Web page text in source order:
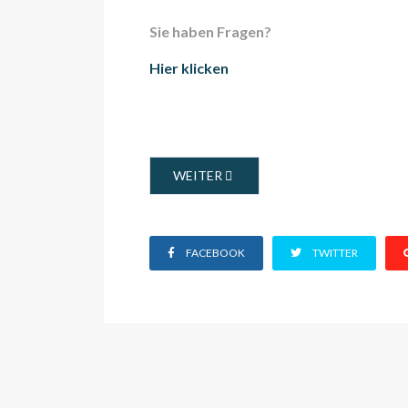
Sie haben Fragen?
Hier klicken
NÄCHSTER BEITRAG:
WEITER
FACEBOOK TWITTER